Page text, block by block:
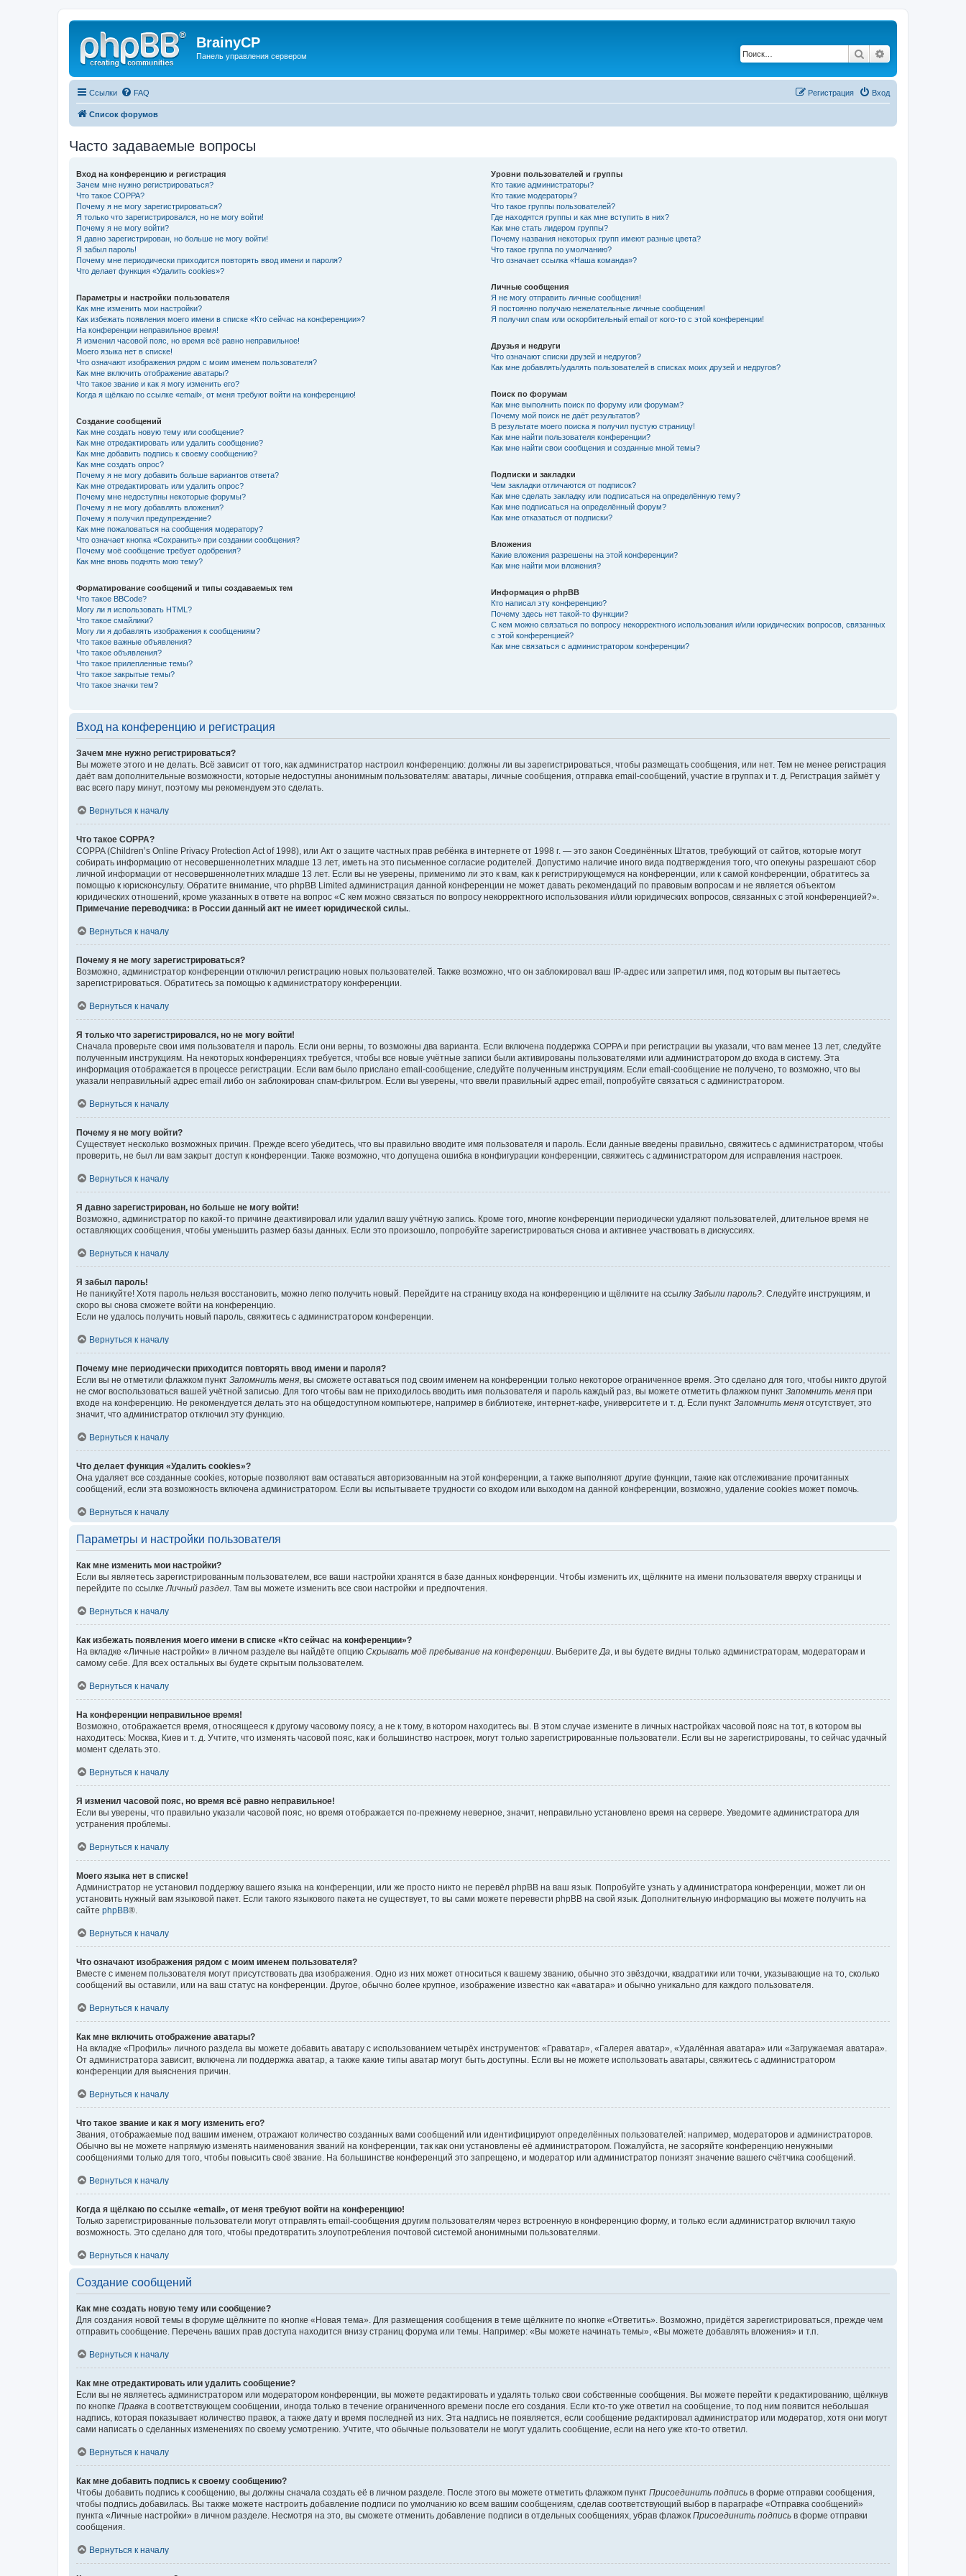
BrainyCP
Панель управления сервером Поиск
Ссылки FAQ Вход
Регистрация
Список форумов
Часто задаваемые вопросы
Вход на конференцию и регистрация
Зачем мне нужно регистрироваться?
Что такое COPPA?
Почему я не могу зарегистрироваться?
Я только что зарегистрировался, но не могу войти!
Почему я не могу войти?
Я давно зарегистрирован, но больше не могу войти!
Я забыл пароль!
Почему мне периодически приходится повторять ввод имени и пароля?
Что делает функция «Удалить cookies»?
Параметры и настройки пользователя
Как мне изменить мои настройки?
Как избежать появления моего имени в списке «Кто сейчас на конференции»?
На конференции неправильное время!
Я изменил часовой пояс, но время всё равно неправильное!
Моего языка нет в списке!
Что означают изображения рядом с моим именем пользователя?
Как мне включить отображение аватары?
Что такое звание и как я могу изменить его?
Когда я щёлкаю по ссылке «email», от меня требуют войти на конференцию!
Создание сообщений
Как мне создать новую тему или сообщение?
Как мне отредактировать или удалить сообщение?
Как мне добавить подпись к своему сообщению?
Как мне создать опрос?
Почему я не могу добавить больше вариантов ответа?
Как мне отредактировать или удалить опрос?
Почему мне недоступны некоторые форумы?
Почему я не могу добавлять вложения?
Почему я получил предупреждение?
Как мне пожаловаться на сообщения модератору?
Что означает кнопка «Сохранить» при создании сообщения?
Почему моё сообщение требует одобрения?
Как мне вновь поднять мою тему?
Форматирование сообщений и типы создаваемых тем
Что такое BBCode?
Могу ли я использовать HTML?
Что такое смайлики?
Могу ли я добавлять изображения к сообщениям?
Что такое важные объявления?
Что такое объявления?
Что такое прилепленные темы?
Что такое закрытые темы?
Что такое значки тем?
Уровни пользователей и группы
Кто такие администраторы?
Кто такие модераторы?
Что такое группы пользователей?
Где находятся группы и как мне вступить в них?
Как мне стать лидером группы?
Почему названия некоторых групп имеют разные цвета?
Что такое группа по умолчанию?
Что означает ссылка «Наша команда»?
Личные сообщения
Я не могу отправить личные сообщения!
Я постоянно получаю нежелательные личные сообщения!
Я получил спам или оскорбительный email от кого-то с этой конференции!
Друзья и недруги
Что означают списки друзей и недругов?
Как мне добавлять/удалять пользователей в списках моих друзей и недругов?
Поиск по форумам
Как мне выполнить поиск по форуму или форумам?
Почему мой поиск не даёт результатов?
В результате моего поиска я получил пустую страницу!
Как мне найти пользователя конференции?
Как мне найти свои сообщения и созданные мной темы?
Подписки и закладки
Чем закладки отличаются от подписок?
Как мне сделать закладку или подписаться на определённую тему?
Как мне подписаться на определённый форум?
Как мне отказаться от подписки?
Вложения
Какие вложения разрешены на этой конференции?
Как мне найти мои вложения?
Информация о phpBB
Кто написал эту конференцию?
Почему здесь нет такой-то функции?
С кем можно связаться по вопросу некорректного использования и/или юридических вопросов, связанных
с этой конференцией?
Как мне связаться с администратором конференции?
Вход на конференцию и регистрация
Зачем мне нужно регистрироваться?
Вы можете этого и не делать. Всё зависит от того, как администратор настроил конференцию: должны ли вы зарегистрироваться, чтобы размещать сообщения, или нет. Тем не менее регистрация
даёт вам дополнительные возможности, которые недоступны анонимным пользователям: аватары, личные сообщения, отправка email-сообщений, участие в группах и т. д. Регистрация займёт у
вас всего пару минут, поэтому мы рекомендуем это сделать.
Вернуться к началу
Что такое COPPA?
COPPA (Children’s Online Privacy Protection Act of 1998), или Акт о защите частных прав ребёнка в интернете от 1998 г. — это закон Соединённых Штатов, требующий от сайтов, которые могут
собирать информацию от несовершеннолетних младше 13 лет, иметь на это письменное согласие родителей. Допустимо наличие иного вида подтверждения того, что опекуны разрешают сбор
личной информации от несовершеннолетних младше 13 лет. Если вы не уверены, применимо ли это к вам, как к регистрирующемуся на конференции, или к самой конференции, обратитесь за
помощью к юрисконсульту. Обратите внимание, что phpBB Limited администрация данной конференции не может давать рекомендаций по правовым вопросам и не является объектом
юридических отношений, кроме указанных в ответе на вопрос «С кем можно связаться по вопросу некорректного использования и/или юридических вопросов, связанных с этой конференцией?».
Примечание переводчика: в России данный акт не имеет юридической силы.
Вернуться к началу
Почему я не могу зарегистрироваться?
Возможно, администратор конференции отключил регистрацию новых пользователей. Также возможно, что он заблокировал ваш IP-адрес или запретил имя, под которым вы пытаетесь
зарегистрироваться. Обратитесь за помощью к администратору конференции.
Вернуться к началу
Я только что зарегистрировался, но не могу войти!
Сначала проверьте свои имя пользователя и пароль. Если они верны, то возможны два варианта. Если включена поддержка COPPA и при регистрации вы указали, что вам менее 13 лет, следуйте
полученным инструкциям. На некоторых конференциях требуется, чтобы все новые учётные записи были активированы пользователями или администратором до входа в систему. Эта
информация отображается в процессе регистрации. Если вам было прислано email-сообщение, следуйте полученным инструкциям. Если email-сообщение не получено, то возможно, что вы
указали неправильный адрес email либо он заблокирован спам-фильтром. Если вы уверены, что ввели правильный адрес email, попробуйте связаться с администратором.
Вернуться к началу
Почему я не могу войти?
Существует несколько возможных причин. Прежде всего убедитесь, что вы правильно вводите имя пользователя и пароль. Если данные введены правильно, свяжитесь с администратором, чтобы
проверить, не был ли вам закрыт доступ к конференции. Также возможно, что допущена ошибка в конфигурации конференции, свяжитесь с администратором для исправления настроек.
Вернуться к началу
Я давно зарегистрирован, но больше не могу войти!
Возможно, администратор по какой-то причине деактивировал или удалил вашу учётную запись. Кроме того, многие конференции периодически удаляют пользователей, длительное время не
оставляющих сообщения, чтобы уменьшить размер базы данных. Если это произошло, попробуйте зарегистрироваться снова и активнее участвовать в дискуссиях.
Вернуться к началу
Я забыл пароль!
Не паникуйте! Хотя пароль нельзя восстановить, можно легко получить новый. Перейдите на страницу входа на конференцию и щёлкните на ссылку Забыли пароль? . Следуйте инструкциям, и
скоро вы снова сможете войти на конференцию.
Если не удалось получить новый пароль, свяжитесь с администратором конференции.
Вернуться к началу
Почему мне периодически приходится повторять ввод имени и пароля?
Если вы не отметили флажком пункт Запомнить меня , вы сможете оставаться под своим именем на конференции только некоторое ограниченное время. Это сделано для того, чтобы никто другой
не смог воспользоваться вашей учётной записью. Для того чтобы вам не приходилось вводить имя пользователя и пароль каждый раз, вы можете отметить флажком пункт Запомнить меня при
входе на конференцию. Не рекомендуется делать это на общедоступном компьютере, например в библиотеке, интернет-кафе, университете и т. д. Если пункт Запомнить меня отсутствует, это
значит, что администратор отключил эту функцию.
Вернуться к началу
Что делает функция «Удалить cookies»?
Она удаляет все созданные cookies, которые позволяют вам оставаться авторизованным на этой конференции, а также выполняют другие функции, такие как отслеживание прочитанных
сообщений, если эта возможность включена администратором. Если вы испытываете трудности со входом или выходом на данной конференции, возможно, удаление cookies может помочь.
Вернуться к началу
Параметры и настройки пользователя
Как мне изменить мои настройки?
Если вы являетесь зарегистрированным пользователем, все ваши настройки хранятся в базе данных конференции. Чтобы изменить их, щёлкните на имени пользователя вверху страницы и
перейдите по ссылке Личный раздел . Там вы можете изменить все свои настройки и предпочтения.
Вернуться к началу
Как избежать появления моего имени в списке «Кто сейчас на конференции»?
На вкладке «Личные настройки» в личном разделе вы найдёте опцию Скрывать моё пребывание на конференции . Выберите Да , и вы будете видны только администраторам, модераторам и
самому себе. Для всех остальных вы будете скрытым пользователем.
Вернуться к началу
На конференции неправильное время!
Возможно, отображается время, относящееся к другому часовому поясу, а не к тому, в котором находитесь вы. В этом случае измените в личных настройках часовой пояс на тот, в котором вы
находитесь: Москва, Киев и т. д. Учтите, что изменять часовой пояс, как и большинство настроек, могут только зарегистрированные пользователи. Если вы не зарегистрированы, то сейчас удачный
момент сделать это.
Вернуться к началу
Я изменил часовой пояс, но время всё равно неправильное!
Если вы уверены, что правильно указали часовой пояс, но время отображается по-прежнему неверное, значит, неправильно установлено время на сервере. Уведомите администратора для
устранения проблемы.
Вернуться к началу
Моего языка нет в списке!
Администратор не установил поддержку вашего языка на конференции, или же просто никто не перевёл phpBB на ваш язык. Попробуйте узнать у администратора конференции, может ли он
установить нужный вам языковой пакет. Если такого языкового пакета не существует, то вы сами можете перевести phpBB на свой язык. Дополнительную информацию вы можете получить на
сайте phpBB®.
Вернуться к началу
Что означают изображения рядом с моим именем пользователя?
Вместе с именем пользователя могут присутствовать два изображения. Одно из них может относиться к вашему званию, обычно это звёздочки, квадратики или точки, указывающие на то, сколько
сообщений вы оставили, или на ваш статус на конференции. Другое, обычно более крупное, изображение известно как «аватара» и обычно уникально для каждого пользователя.
Вернуться к началу
Как мне включить отображение аватары?
На вкладке «Профиль» личного раздела вы можете добавить аватару с использованием четырёх инструментов: «Граватар», «Галерея аватар», «Удалённая аватара» или «Загружаемая аватара».
От администратора зависит, включена ли поддержка аватар, а также какие типы аватар могут быть доступны. Если вы не можете использовать аватары, свяжитесь с администратором
конференции для выяснения причин.
Вернуться к началу
Что такое звание и как я могу изменить его?
Звания, отображаемые под вашим именем, отражают количество созданных вами сообщений или идентифицируют определённых пользователей: например, модераторов и администраторов.
Обычно вы не можете напрямую изменять наименования званий на конференции, так как они установлены её администратором. Пожалуйста, не засоряйте конференцию ненужными
сообщениями только для того, чтобы повысить своё звание. На большинстве конференций это запрещено, и модератор или администратор понизят значение вашего счётчика сообщений.
Вернуться к началу
Когда я щёлкаю по ссылке «email», от меня требуют войти на конференцию!
Только зарегистрированные пользователи могут отправлять email-сообщения другим пользователям через встроенную в конференцию форму, и только если администратор включил такую
возможность. Это сделано для того, чтобы предотвратить злоупотребления почтовой системой анонимными пользователями.
Вернуться к началу
Создание сообщений
Как мне создать новую тему или сообщение?
Для создания новой темы в форуме щёлкните по кнопке «Новая тема». Для размещения сообщения в теме щёлкните по кнопке «Ответить». Возможно, придётся зарегистрироваться, прежде чем
отправить сообщение. Перечень ваших прав доступа находится внизу страниц форума или темы. Например: «Вы можете начинать темы», «Вы можете добавлять вложения» и т.п.
Вернуться к началу
Как мне отредактировать или удалить сообщение?
Если вы не являетесь администратором или модератором конференции, вы можете редактировать и удалять только свои собственные сообщения. Вы можете перейти к редактированию, щёлкнув
по кнопке Правка в соответствующем сообщении, иногда только в течение ограниченного времени после его создания. Если кто-то уже ответил на сообщение, то под ним появится небольшая
надпись, которая показывает количество правок, а также дату и время последней из них. Эта надпись не появляется, если сообщение редактировал администратор или модератор, хотя они могут
сами написать о сделанных изменениях по своему усмотрению. Учтите, что обычные пользователи не могут удалить сообщение, если на него уже кто-то ответил.
Вернуться к началу
Как мне добавить подпись к своему сообщению?
Чтобы добавить подпись к сообщению, вы должны сначала создать её в личном разделе. После этого вы можете отметить флажком пункт Присоединить подпись в форме отправки сообщения,
чтобы подпись добавилась. Вы также можете настроить добавление подписи по умолчанию ко всем вашим сообщениям, сделав соответствующий выбор в параграфе «Отправка сообщений»
пункта «Личные настройки» в личном разделе. Несмотря на это, вы сможете отменить добавление подписи в отдельных сообщениях, убрав флажок Присоединить подпись в форме отправки
сообщения.
Вернуться к началу